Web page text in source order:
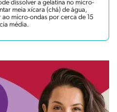
dissolver a gelatina no micro-
meia xícara (chá) de água,
ao micro-ondas por cerca de 15
média.